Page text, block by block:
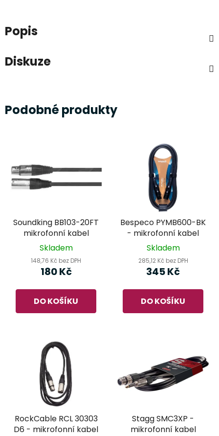
Popis
Diskuze
Podobné produkty
Soundking BB103-20FT
mikrofonní kabel
Skladem
148,76 Kč bez DPH
180 Kč
DO KOŠÍKU
Bespeco PYMB600-BK
- mikrofonní kabel
Skladem
285,12 Kč bez DPH
345 Kč
DO KOŠÍKU
RockCable RCL 30303
D6 - mikrofonní kabel
Stagg SMC3XP -
mikrofonní kabel